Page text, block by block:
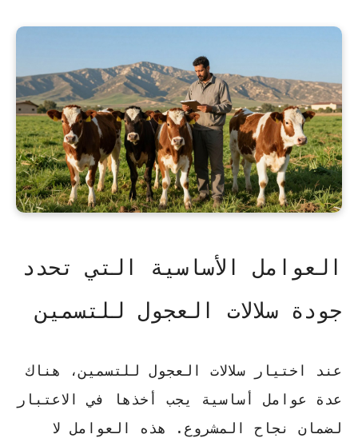
العوامل الأساسية التي تحدد
جودة سلالات العجول للتسمين
عند اختيار سلالات العجول للتسمين، هناك
عدة عوامل أساسية يجب أخذها في الاعتبار
لضمان نجاح المشروع. هذه العوامل لا